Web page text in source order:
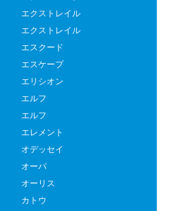
エクストレイル
エクストレイル
エスクード
エスケープ
エリシオン
エルフ
エルフ
エレメント
オデッセイ
オーパ
オーリス
カトウ